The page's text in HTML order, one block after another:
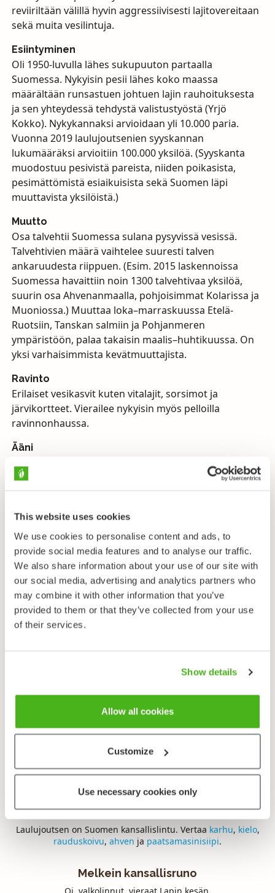
This website uses cookies
We use cookies to personalise content and ads, to
provide social media features and to analyse our traffic.
We also share information about your use of our site with
our social media, advertising and analytics partners who
may combine it with other information that you’ve
provided to them or that they’ve collected from your use
of their services.
Show details
Allow all cookies
Customize
Use necessary cookies only
reviiriltään välillä hyvin aggressiivisesti lajitovereitaan
sekä muita vesilintuja.
Esiintyminen
Oli 1950-luvulla lähes sukupuuton partaalla
Suomessa. Nykyisin pesii lähes koko maassa
määrältään runsastuen johtuen lajin rauhoituksesta
ja sen yhteydessä tehdystä valistustyöstä (Yrjö
Kokko). Nykykannaksi arvioidaan yli 10.000 paria.
Vuonna 2019 laulujoutsenien syyskannan
lukumääräksi arvioitiin 100.000 yksilöä. (Syyskanta
muodostuu pesivistä pareista, niiden poikasista,
pesimättömistä esiaikuisista sekä Suomen läpi
muuttavista yksilöistä.)
Muutto
Osa talvehtii Suomessa sulana pysyvissä vesissä.
Talvehtivien määrä vaihtelee suuresti talven
ankaruudesta riippuen. (Esim. 2015 laskennoissa
Suomessa havaittiin noin 1300 talvehtivaa yksilöä,
suurin osa Ahvenanmaalla, pohjoisimmat Kolarissa ja
Muoniossa.) Muuttaa loka–marraskuussa Etelä-
Ruotsiin, Tanskan salmiin ja Pohjanmeren
ympäristöön, palaa takaisin maalis–huhtikuussa. On
yksi varhaisimmista kevätmuuttajista.
Ravinto
Erilaiset vesikasvit kuten vitalajit, sorsimot ja
järvikortteet. Vierailee nykyisin myös pelloilla
ravinnonhaussa.
Ääni
Ahvenanmaalla.
Laulujoutsen on Suomen kansallislintu. Se on
suurikokoinen valkoinen vesilintu ja puolisukeltaja.
Nokan keltainen alue on kiilamainen ja sieraimiin asti
ulottuva, mikä on paras erottava tuntomerkki
pikkujoutsenesta. Pyrstö on pyöreä ja lyhyt eikä
kiilamainen kuten kyhmyjoutsenella. Nuori
kesän osittaisessa sulkasadossa. Nuoren yksilön
ovat vaaleita, osin punertavia). Laulujoutsen lentää
lähes äänettömin siiveniskuin (vrt. kyhmyjoutsen).
Kansallissymbolit
Laulujoutsen on Suomen kansallislintu. Vertaa karhu, kielo,
rauduskoivu, ahven ja paatsamasinisiipi.
Melkein kansallisruno
Oi, valkolinnut, vieraat Lapin kesän,